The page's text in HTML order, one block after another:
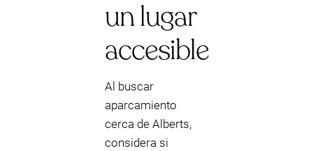
un lugar
accesible
Al buscar
aparcamiento
cerca de Alberts,
considera si